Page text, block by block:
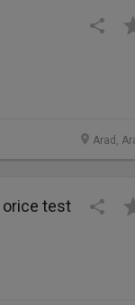
Arad,
orice test